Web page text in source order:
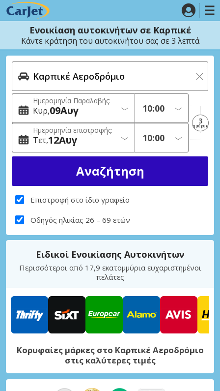
Ενοικίαση αυτοκινήτων σε Καρπικέ
Κάντε κράτηση του αυτοκινήτου σας σε 3 λεπτά
Ημερομηνία Παραλαβής:
Κυρ 09Αυγ
Ημερομηνία επιστροφής:
Τετ 12Αυγ
3
ημέρες
Επιστροφή στο ίδιο γραφείο
Οδηγός ηλικίας 26 – 69 ετών
Ειδικοί Ενοικίασης Αυτοκινήτων
Περισσότεροι από 17,9 εκατομμύρια ευχαριστημένοι
πελάτες
Κορυφαίες μάρκες στο Καρπικέ Αεροδρόμιο
στις καλύτερες τιμές